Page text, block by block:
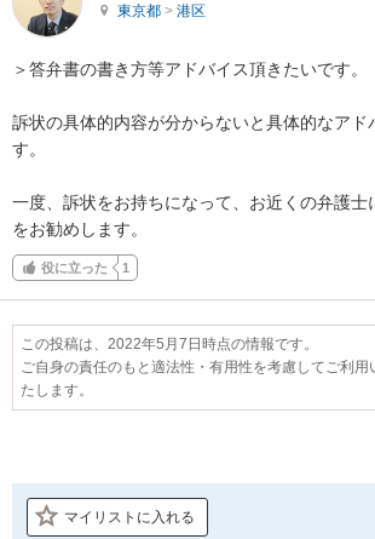
東京都 > 港区
＞答弁書の書き方等アドバイス頂きたいです。
訴状の具体的内容が分からないと具体的なアド
す。
一度、訴状をお持ちになって、お近くの弁護士
をお勧めします。
役に立った 1
この投稿は、2022年5月7日時点の情報です。
ご自身の責任のもと適法性・有用性を考慮してご利
たします。
マイリストに入れる